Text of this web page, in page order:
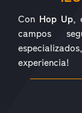
Con Hop Up,
campos
experiencia!